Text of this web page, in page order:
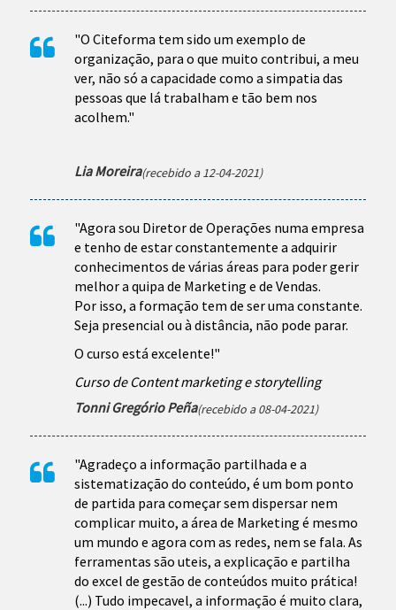
"O Citeforma tem sido um exemplo de
organização, para o que muito contribui, a meu
ver, não só a capacidade como a simpatia das
pessoas que lá trabalham e tão bem nos
acolhem."
Lia Moreira(recebido a 12-04-2021)
"Agora sou Diretor de Operações numa empresa
e tenho de estar constantemente a adquirir
conhecimentos de várias áreas para poder gerir
melhor a quipa de Marketing e de Vendas.
Por isso, a formação tem de ser uma constante.
Seja presencial ou à distância, não pode parar.
O curso está excelente!"
Curso de Content marketing e storytelling
Tonni Gregório Peña(recebido a 08-04-2021)
"Agradeço a informação partilhada e a
sistematização do conteúdo, é um bom ponto
de partida para começar sem dispersar nem
complicar muito, a área de Marketing é mesmo
um mundo e agora com as redes, nem se fala. As
ferramentas são uteis, a explicação e partilha
do excel de gestão de conteúdos muito prática!
(...) Tudo impecavel, a informação é muito clara,